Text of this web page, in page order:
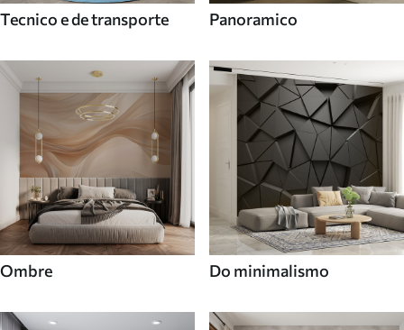
Tecnico e de transporte Panoramico
Ombre Do minimalismo